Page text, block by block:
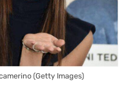
(Getty Images)